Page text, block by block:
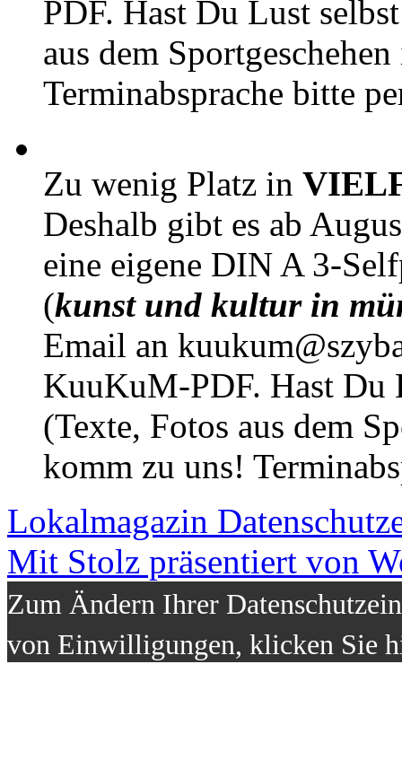
PDF. Hast Du Lust
aus dem
Terminabsprache bitte
Zu wenig Platz in
Deshalb gibt es ab
eine eigene DIN A 3-
(kunst und kultur in
Email an
KuuKuM-PDF. Hast Du
(Texte, Fotos aus dem
komm zu uns!
Lokalmagazin
Mit Stolz präsentiert von
Zum Ändern Ihrer
von Einwilligungen, klicken Sie